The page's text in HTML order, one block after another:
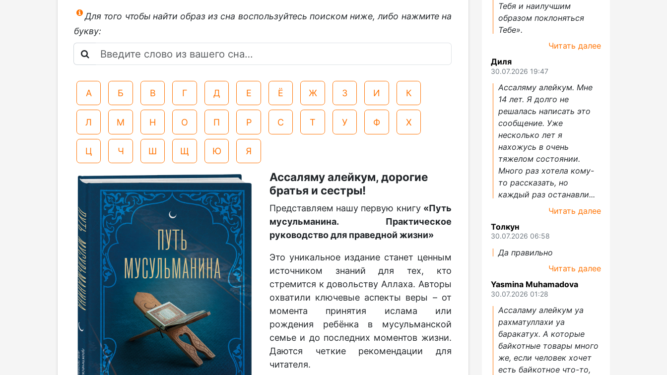
Для того чтобы найти образ из сна воспользуйтесь поиском ниже, либо нажмите на
букву:
А Б В Г Д Е Ё Ж З И К
Л М Н О П Р С Т У Ф Х
Ц Ч Ш Щ Ю Я
Ассаляму алейкум, дорогие
братья и сестры!
Представляем нашу первую книгу «Путь
мусульманина. Практическое
руководство для праведной жизни»
Это уникальное издание станет ценным
источником знаний для тех, кто
стремится к довольству Аллаха. Авторы
охватили ключевые аспекты веры – от
момента принятия ислама или
рождения ребёнка в мусульманской
семье и до последних моментов жизни.
Даются четкие рекомендации для
читателя.
Тебя и наилучшим
образом поклоняться
Тебе».
Читать далее
Диля
30.07.2026 19:47
Ассаляму алейкум. Мне
14 лет. Я долго не
решалась написать это
сообщение. Уже
несколько лет я
нахожусь в очень
тяжелом состоянии.
Много раз хотела кому-
то рассказать, но
каждый раз останавли...
Читать далее
Толкун
30.07.2026 06:58
Да правильно
Читать далее
Yasmina Muhamadova
30.07.2026 01:28
Ассаламу алейкум уа
рахматуллахи уа
баракатух. А которые
байкотные товары много
же, если человек хочет
есть байкотное что-то,